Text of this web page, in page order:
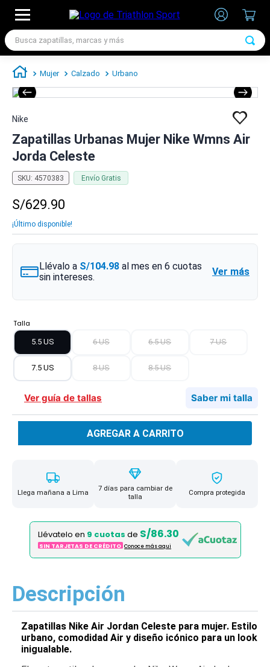
Busca zapatillas, marcas y más
Mujer Calzado Urbano
Nike
Zapatillas Urbanas Mujer Nike Wmns Air
Jorda Celeste
SKU: 4570383 Envío Gratis
S/629.90
¡Último disponible!
Llévalo a S/104.98 al mes en 6 cuotas
sin intereses.
Ver más
Talla
5.5 US 6 US 6.5 US 7 US
7.5 US 8 US 8.5 US
Ver guía de tallas Saber mi talla
AGREGAR A CARRITO
Llega mañana a Lima
7 días para cambiar de
talla
Compra protegida
Llévatelo en 9 cuotas de S/86.30
SIN TARJETAS DE CRÉDITO Conoce más aqui
Descripción
Zapatillas Nike Air Jordan Celeste para mujer. Estilo
urbano, comodidad Air y diseño icónico para un look
inigualable.
TÉRMINOS MÁS BUSCADOS
1.
zapatillas futbol
3.
4.
zapatillas adidas mujer
6.
zapatillas nike hombre
7. zapatillas nike mujer